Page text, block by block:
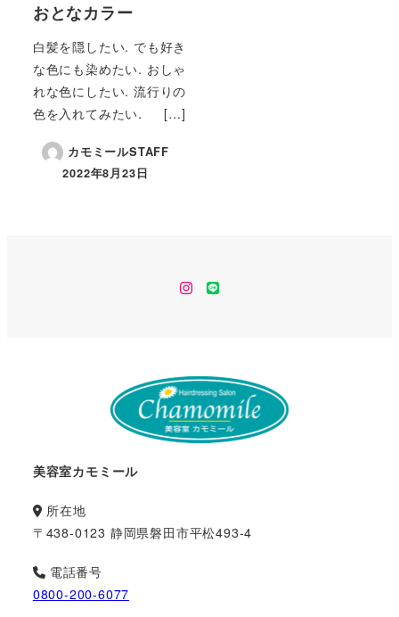
おとなカラー
白髪を隠したい. でも好き
な色にも染めたい. おしゃ
れな色にしたい. 流行りの
色を入れてみたい. […]
カモミールSTAFF
2022年8月23日
instagram
line
美容室カモミール
所在地
〒438-0123 静岡県磐田市平松493-4
電話番号
0800-200-6077